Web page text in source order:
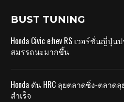
BUST TUNING
Honda Civic e:hev RS เวอร์ชั่นญี่ปุ่
สมรรถนะมากขึ้น
Honda ดัน HRC ลุยตลาดซิ่ง-ตลา
สำเร็จ